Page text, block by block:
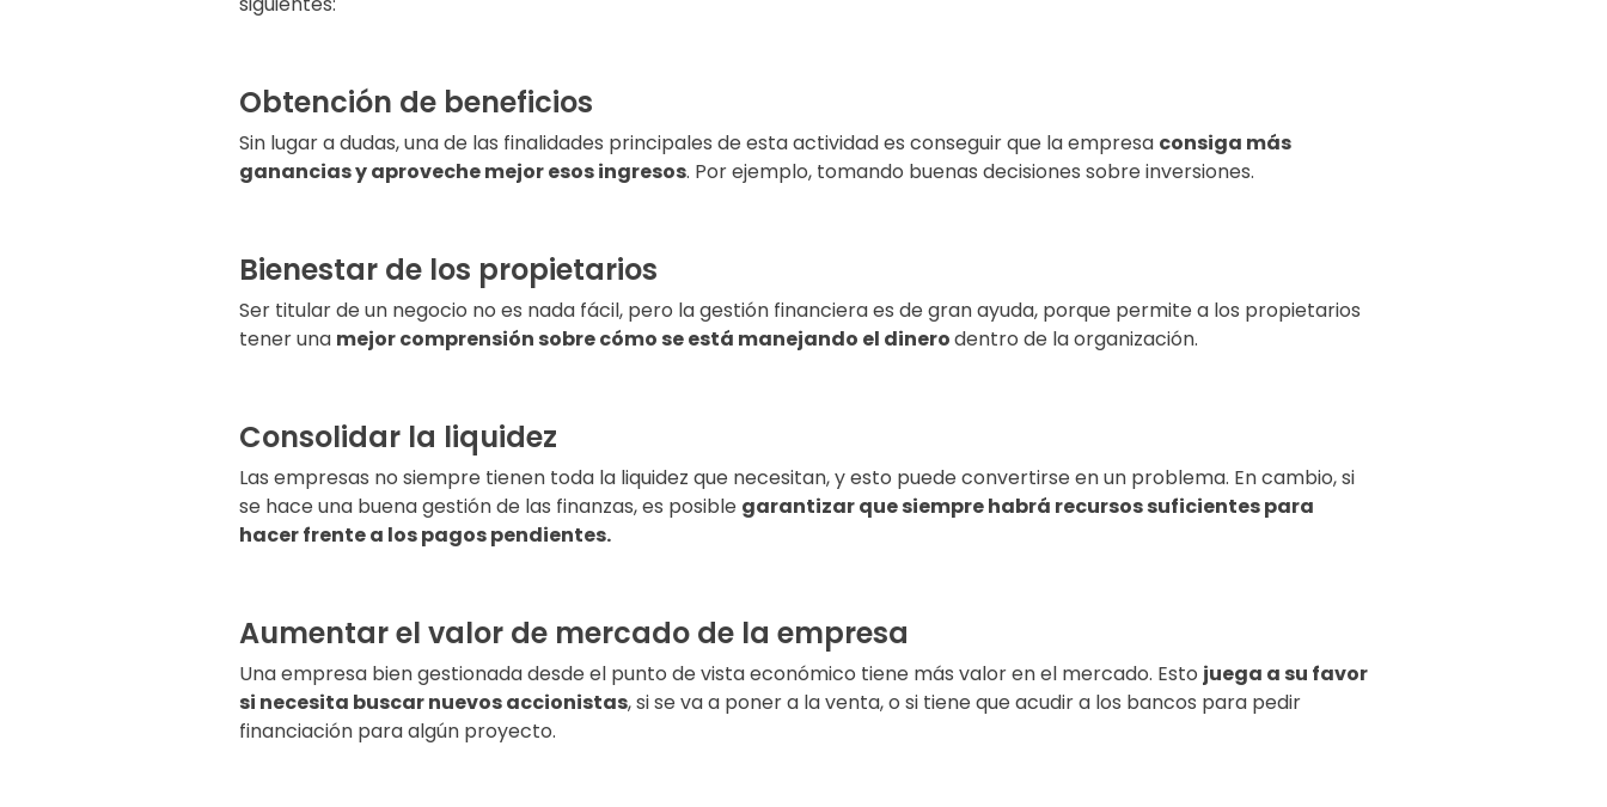
Obtención de beneficios
Sin lugar a dudas, una de las finalidades principales de esta actividad es conseguir que la empresa consiga más
ganancias y aproveche mejor esos ingresos. Por ejemplo, tomando buenas decisiones sobre inversiones.
Bienestar de los propietarios
Ser titular de un negocio no es nada fácil, pero la gestión financiera es de gran ayuda, porque permite a los propietarios
tener una mejor comprensión sobre cómo se está manejando el dinerodentro de la organización.
Consolidar la liquidez
Las empresas no siempre tienen toda la liquidez que necesitan, y esto puede convertirse en un problema. En cambio, si
se hace una buena gestión de las finanzas, es posible garantizar que siempre habrá recursos suficientes para
hacer frente a los pagos pendientes.
Aumentar el valor de mercado de la empresa
Una empresa bien gestionada desde el punto de vista económico tiene más valor en el mercado. Esto juega a su favor
si necesita buscar nuevos accionistas, si se va a poner a la venta, o si tiene que acudir a los bancos para pedir
financiación para algún proyecto.